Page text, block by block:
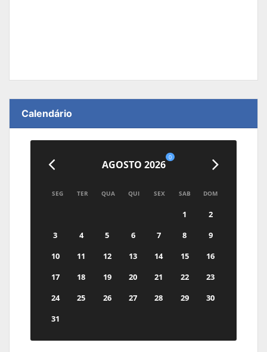
Calendário
AGOSTO 2026
0
SEG TER QUA QUI SEX SAB DOM
1
2
3
4 5 6 7 8
9
10
11 12 13 14 15
16
17
18 19 20 21 22
23
24
25 26 27 28 29
30
31